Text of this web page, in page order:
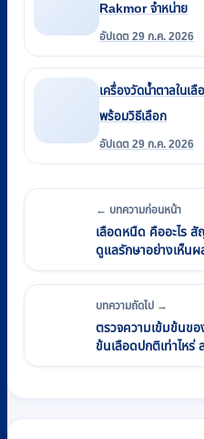
Rakmor จำหน่าย
อัปเดต 29 ก.ค. 2026
เครื่องวัดน้ำตาลในเ
พร้อมวิธีเลือก
อัปเดต 29 ก.ค. 2026
← บทความก่อนหน้า
เลือดหนืด คืออะไร
ดูแลรักษาอย่างเห็นผ
บทความถัดไป →
ตรวจความเข้มข้นขอ
ข้นเลือดปกติเท่าไหร่